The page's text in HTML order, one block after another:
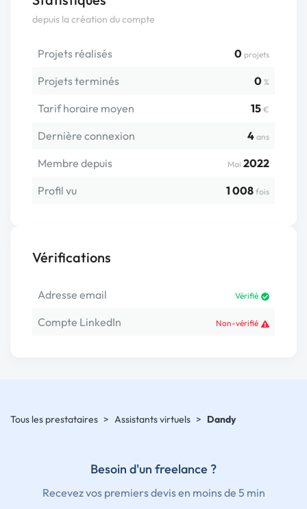
depuis la création du compte
Projets réalisés 0 projets
Projets terminés 0 %
Tarif horaire moyen 15 €
Dernière connexion 4 ans
Membre depuis Mai 2022
Profil vu
1 008 fois
Vérifications
Adresse email Vérifié
Compte LinkedIn Non-vérifié
Tous les prestataires > Assistants virtuels > Dandy
Besoin d'un freelance ?
Recevez vos premiers devis en moins de 5 min